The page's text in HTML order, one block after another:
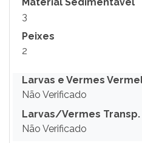
3
Peixes
2
Larvas e Vermes
Não Verificado
Larvas/Vermes
Não Verificado